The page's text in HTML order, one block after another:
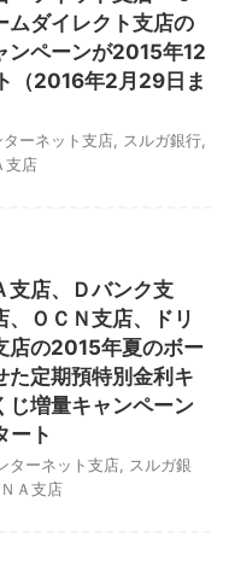
ムダイレクト支店の
ンペーンが2015年12
（2016年2月29日ま
ターネット支店 スルガ銀行
支店
支店、Ｄバンク支
、ＯＣＮ支店、ドリ
店の2015年夏のボー
た定期預特別金利キ
じ増量キャンペーン
ート
ターネット支店
スルガ銀
Ａ支店